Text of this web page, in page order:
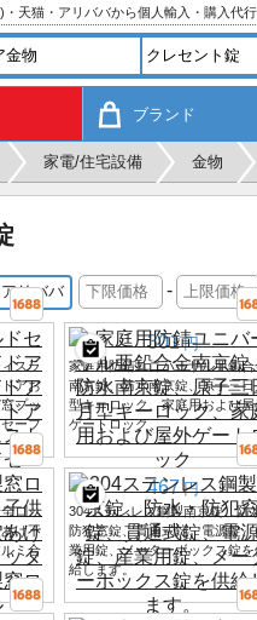
天猫・アリババから個人輸入・購入代行
ブランド
家電/住宅設備 金物
アリババ -
スラ
アお
プッ
ーフ
301 円
家庭用防錆ユニバーサル亜鉛合
南京錠、防水南京錠、原子三日
型キーロック、家庭用および屋
ゲートロック
ロッ
け不
ミ合
467 円
304ステンレス鋼製南京錠、防
防犯窓錠、貫通式錠、電源錠、
業用錠、メーターボックス錠を
給します。